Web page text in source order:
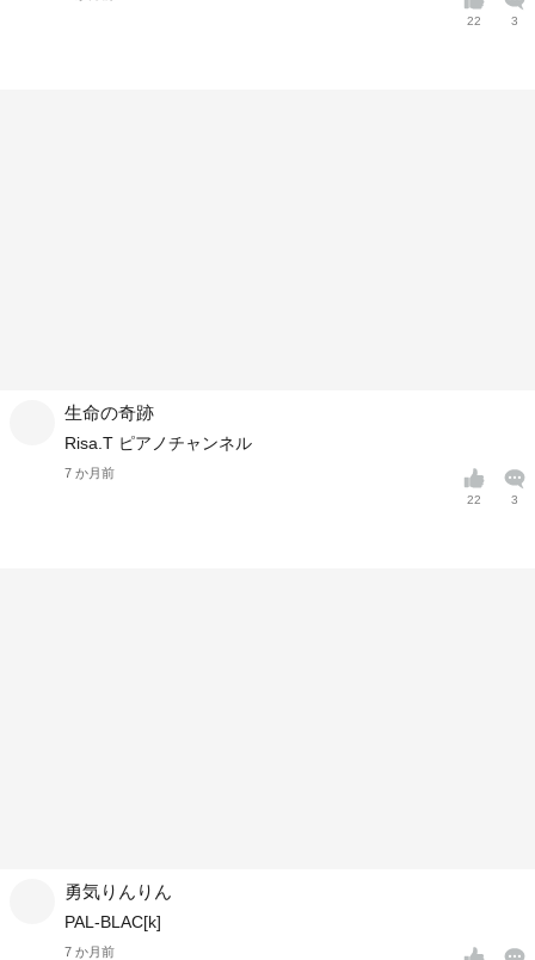
22 3
生命の奇跡
Risa.T ピアノチャンネル
7 か月前
22 3
勇気りんりん
PAL-BLAC[k]
7 か月前